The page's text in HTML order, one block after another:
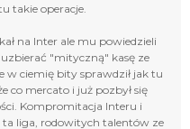
takie operacje.
na Inter ale mu powiedzieli
"mityczną" kasę ze
w ciemię bity sprawdził jak tu
co mercato i już pozbył się
Kompromitacja Interu i
ta liga, rodowitych talentów ze